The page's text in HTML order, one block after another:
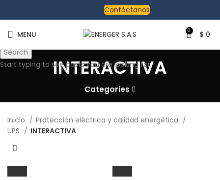
Contáctanos
MENU 0 $ 0
INTERACTIVA
Categories
Inicio
Protección eléctrica y calidad energética
UPS
INTERACTIVA
Search
Start typing to see posts you are looking for.